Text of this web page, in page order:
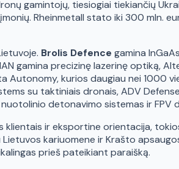
gamintojų, tiesiogiai tiekiančių
Rheinmetall stato iki 300 mln.
Brolis Defence gamina
gamina precizinę lazerinę optiką,
kurios daugiau nei 1000
su taktiniais dronais, ADV
nuotolinio detonavimo sistemas ir
ir eksportine orientacija,
kariuomene ir Krašto
prieš pateikiant paraišką.